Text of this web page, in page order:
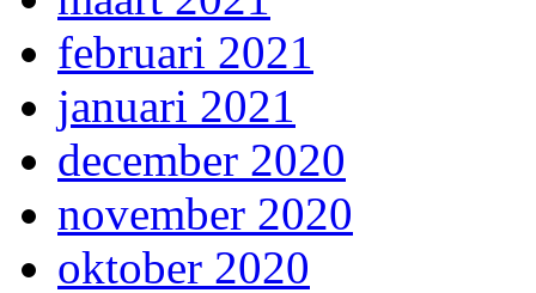
februari 2021
januari 2021
december 2020
november 2020
oktober 2020